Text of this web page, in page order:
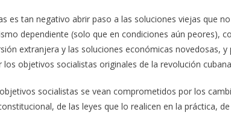
es tan negativo abrir paso a las soluciones viejas que
dependiente (solo que en condiciones aún peores),
extranjera y las soluciones económicas novedosas, y
objetivos socialistas originales de la revolución
socialistas se vean comprometidos por los
de las leyes que lo realicen en la práctica,